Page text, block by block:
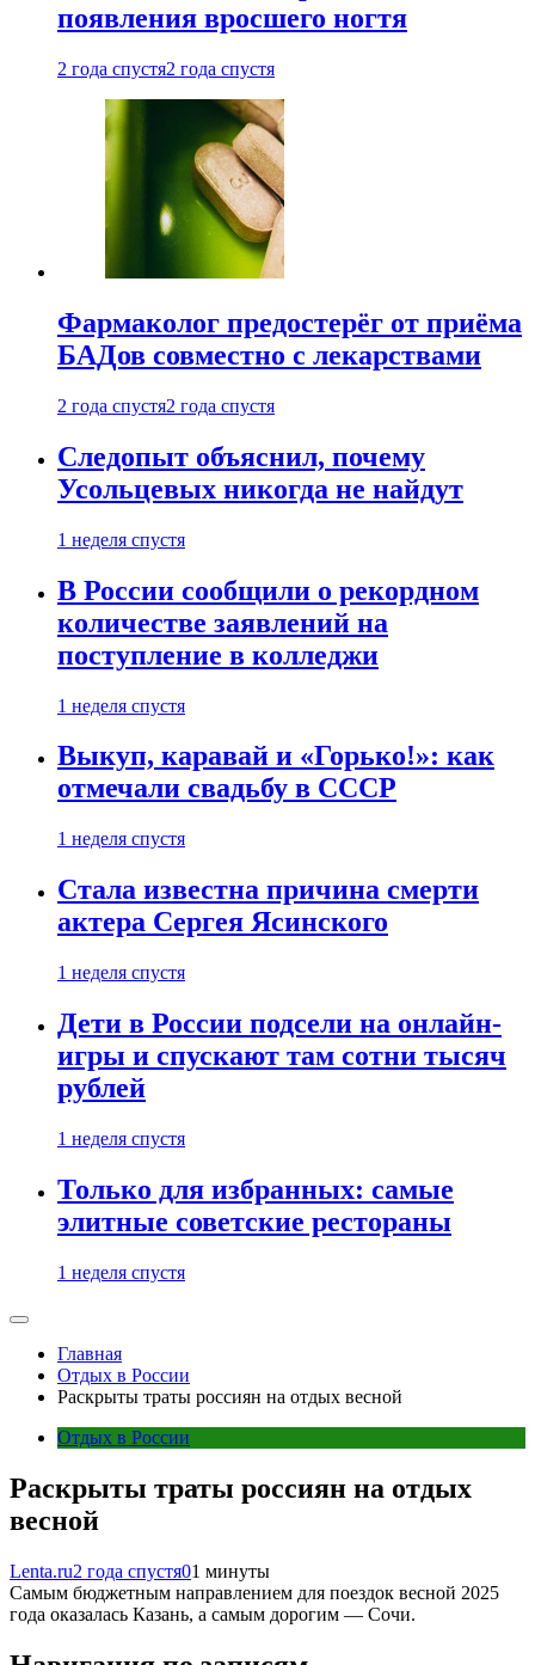
появления вросшего ногтя
2 года спустя2 года спустя
Фармаколог предостерёг от приёма
БАДов совместно с лекарствами
2 года спустя2 года спустя
Следопыт объяснил, почему
Усольцевых никогда не найдут
1 неделя спустя
В России сообщили о рекордном
количестве заявлений на
поступление в колледжи
1 неделя спустя
Выкуп, каравай и «Горько!»: как
отмечали свадьбу в СССР
1 неделя спустя
Стала известна причина смерти
актера Сергея Ясинского
1 неделя спустя
Дети в России подсели на онлайн-
игры и спускают там сотни тысяч
рублей
1 неделя спустя
Только для избранных: самые
элитные советские рестораны
1 неделя спустя
Главная
Отдых в России
Раскрыты траты россиян на отдых весной
Отдых в России
Раскрыты траты россиян на отдых
весной
Lenta.ru2 года спустя01 минуты
Самым бюджетным направлением для поездок весной 2025
года оказалась Казань, а самым дорогим — Сочи.